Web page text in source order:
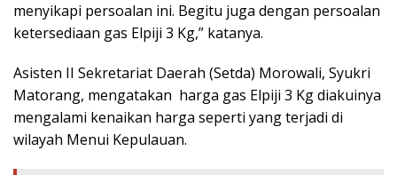
menyikapi persoalan ini. Begitu juga dengan persoalan
ketersediaan gas Elpiji 3 Kg,” katanya.
Asisten II Sekretariat Daerah (Setda) Morowali, Syukri
Matorang, mengatakan harga gas Elpiji 3 Kg diakuinya
mengalami kenaikan harga seperti yang terjadi di
wilayah Menui Kepulauan.